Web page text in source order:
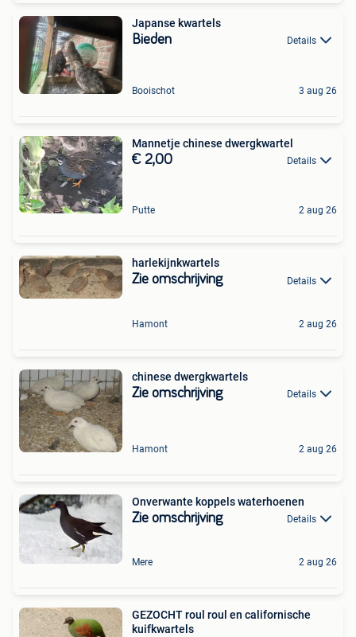
Japanse kwartels
Bieden Details
Booischot 3 aug 26
Mannetje chinese dwergkwartel
€ 2,00 Details
Putte 2 aug 26
harlekijnkwartels
Zie omschrijving Details
Hamont 2 aug 26
chinese dwergkwartels
Zie omschrijving Details
Hamont 2 aug 26
Onverwante koppels waterhoenen
Zie omschrijving Details
Mere 2 aug 26
GEZOCHT roul roul en californische
kuifkwartels